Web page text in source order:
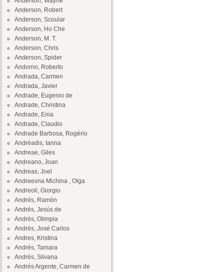
Anderson, Robert
Anderson, Scoular
Anderson, Ho Che
Anderson, M. T.
Anderson, Chris
Anderson, Spider
Andorno, Roberto
Andrada, Carmen
Andrada, Javier
Andrade, Eugenio de
Andrade, Christina
Andrade, Enia
Andrade, Claudio
Andrade Barbosa, Rogério
Andréadis, Ianna
Andreae, Giles
Andreano, Joan
Andreas, Joel
Andreevna Michina , Olga
Andreoli, Giorgio
Andrés, Ramón
Andrés, Jesús de
Andrés, Olimpia
Andrés, José Carlos
Andres, Kristina
Andrés, Tamara
Andrés, Silvana
Andrés Argente, Carmen de